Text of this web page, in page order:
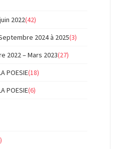
2022(42)
2024 à 2025(3)
2022 – Mars 2023(27)
POESIE(18)
POESIE(6)